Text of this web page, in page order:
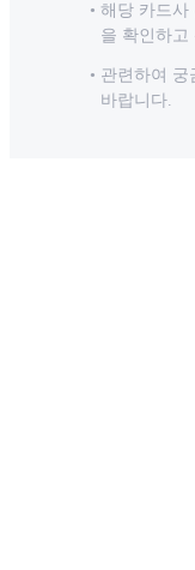
해당 카드사
을 확인하고
관련하여 궁
바랍니다.